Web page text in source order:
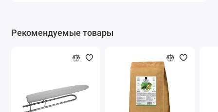
Рекомендуемые товары